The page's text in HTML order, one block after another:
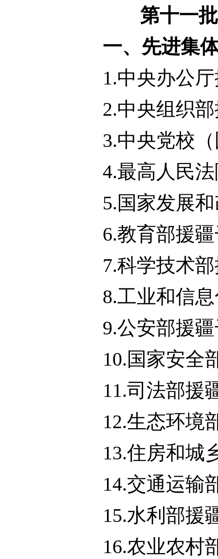
第十一
一、先进集
1.中央办公
2.中央组织
3.中央党校
4.最高人民
5.国家发展
6.教育部援
7.科学技术
8.工业和信
9.公安部援
10.国家安全
11.司法部援
12.生态环境
13.住房和城
14.交通运输
15.水利部援
16.农业农村